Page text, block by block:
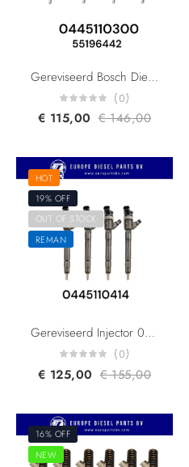
Gereviseerd Bosch Diesel Injector 0445110300 55196442 55221023 95517512 For Alfa Romeo Fiat General Motors Lancia Opel 1.6 Multijet Diesel Fuel Injector
(0)
€ 115,00 €146,00
HOT
19% OFF
OUT OF STOCK
REMAN
Gereviseerd Injector 0445110414 16610530R 95518000 Nissan Renault Fluence Megane Scenic 1.6 DCi Opel Vauxhall CRI2-18
(0)
€ 125,00 €155,00
16% OFF
NEW